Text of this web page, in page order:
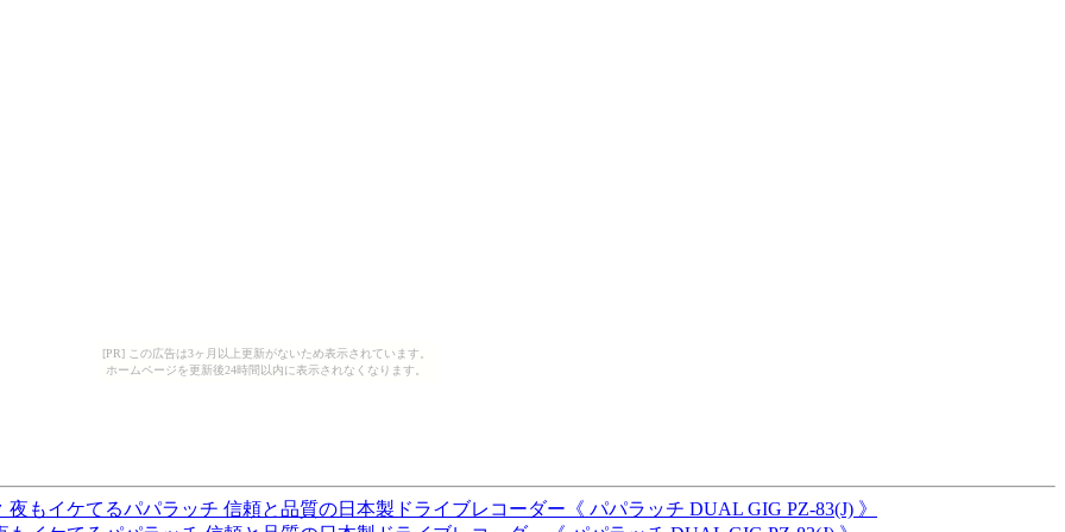
[PR] この広告は3ヶ月以上更新がないため表示されています。
ホームページを更新後24時間以内に表示されなくなります。